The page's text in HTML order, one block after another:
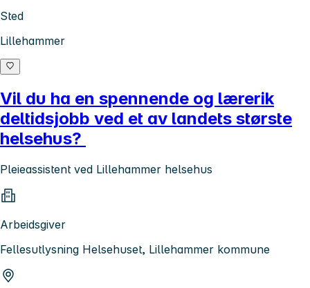
Sted
Lillehammer
Vil du ha en spennende og lærerik
deltidsjobb ved et av landets største
helsehus?
Pleieassistent ved Lillehammer helsehus
Arbeidsgiver
Fellesutlysning Helsehuset, Lillehammer kommune